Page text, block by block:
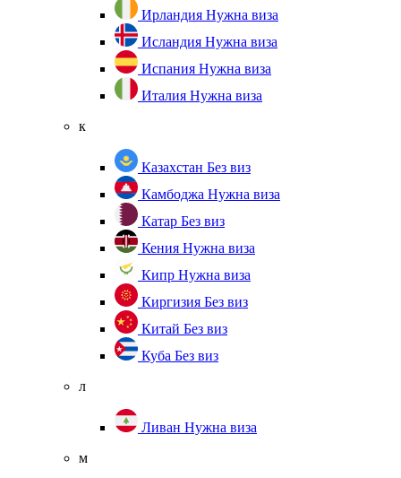
Ирландия Нужна виза
Исландия Нужна виза
Испания Нужна виза
Италия Нужна виза
к
Казахстан Без виз
Камбоджа Нужна виза
Катар Без виз
Кения Нужна виза
Кипр Нужна виза
Киргизия Без виз
Китай Без виз
Куба Без виз
л
Ливан Нужна виза
м